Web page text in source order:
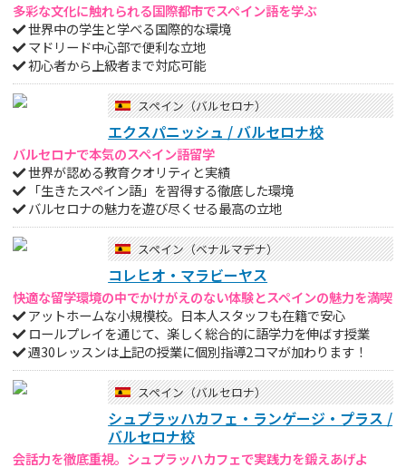
多彩な文化に触れられる国際都市でスペイン語を学ぶ
世界中の学生と学べる国際的な環境
マドリード中心部で便利な立地
初心者から上級者まで対応可能
スペイン（バルセロナ）
エクスパニッシュ / バルセロナ校
バルセロナで本気のスペイン語留学
世界が認める教育クオリティと実績
「生きたスペイン語」を習得する徹底した環境
バルセロナの魅力を遊び尽くせる最高の立地
スペイン（ベナルマデナ）
コレヒオ・マラビーヤス
快適な留学環境の中でかけがえのない体験とスペインの魅力を満喫
アットホームな小規模校。日本人スタッフも在籍で安心
ロールプレイを通じて、楽しく総合的に語学力を伸ばす授業
週30レッスンは上記の授業に個別指導2コマが加わります！
スペイン（バルセロナ）
シュプラッハカフェ・ランゲージ・プラス /
バルセロナ校
会話力を徹底重視。シュプラッハカフェで実践力を鍛えあげよ